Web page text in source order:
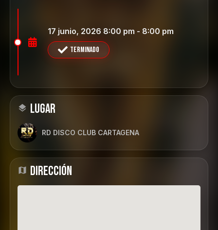
17 junio, 2026 8:00 pm - 8:00 pm
Terminado
LUGAR
RD DISCO CLUB CARTAGENA
DIRECCIÓN